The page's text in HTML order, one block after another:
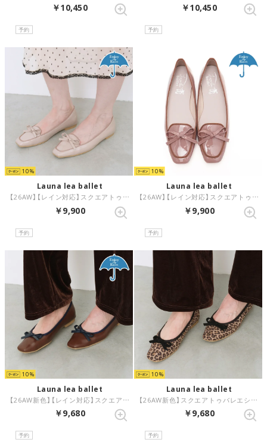
￥10,450
予約
￥10,450
予約
10
Launa lea ballet
【26AW】【レイン対応】スクエアトゥバレエローファー(RB8401A) （グレージュE）
￥9,900
予約
10
Launa lea ballet
【26AW】【レイン対応】スクエアトゥバレエローファー(RB8401A) （モーブE/C）
￥9,900
予約
10
Launa lea ballet
【26AW新色】【レイン対応】スクエアトゥバレエシューズ(RB7003A) （Dブラウン/C）
￥9,680
予約
10
Launa lea ballet
【26AW新色】スクエアトゥバレエシューズ(B7101A) （レオパードS）
￥9,680
予約